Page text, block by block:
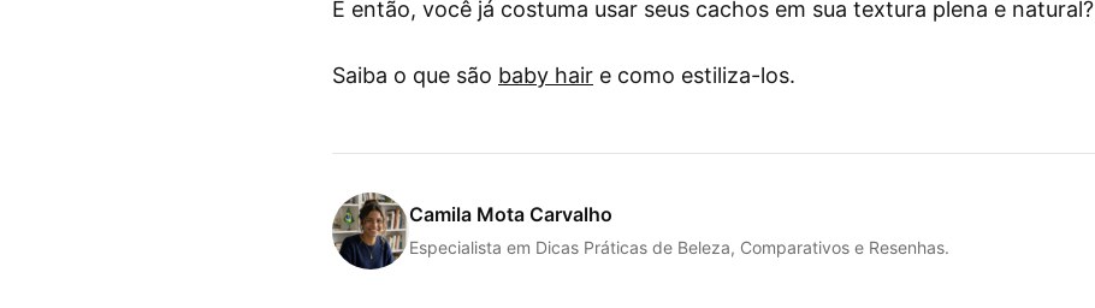
E então, você já costuma usar seus cachos em sua textura plena e natural?
Saiba o que são baby hair e como estiliza-los.
Camila Mota Carvalho
Especialista em Dicas Práticas de Beleza, Comparativos e Resenhas.